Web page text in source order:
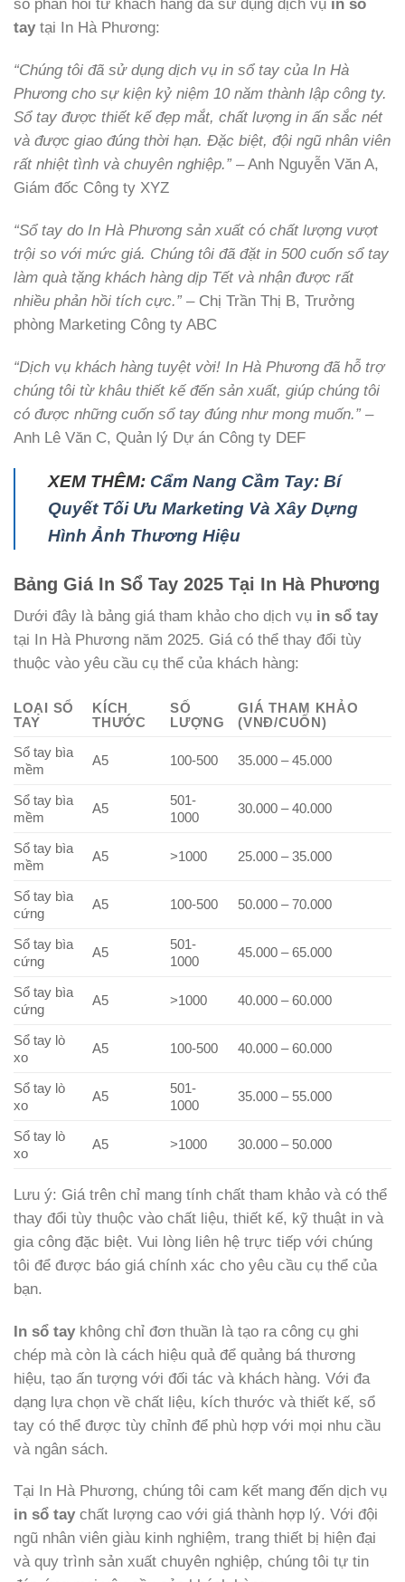
số phản hồi từ khách hàng đã sử dụng dịch vụ in sổ
taytại In Hà Phương:
“Chúng tôi đã sử dụng dịch vụ in sổ tay của In Hà
Phương cho sự kiện kỷ niệm 10 năm thành lập công ty.
Sổ tay được thiết kế đẹp mắt, chất lượng in ấn sắc nét
và được giao đúng thời hạn. Đặc biệt, đội ngũ nhân viên
rất nhiệt tình và chuyên nghiệp.”– Anh Nguyễn Văn A,
Giám đốc Công ty XYZ
“Sổ tay do In Hà Phương sản xuất có chất lượng vượt
trội so với mức giá. Chúng tôi đã đặt in 500 cuốn sổ tay
làm quà tặng khách hàng dịp Tết và nhận được rất
nhiều phản hồi tích cực.”– Chị Trần Thị B, Trưởng
phòng Marketing Công ty ABC
“Dịch vụ khách hàng tuyệt vời! In Hà Phương đã hỗ trợ
chúng tôi từ khâu thiết kế đến sản xuất, giúp chúng tôi
có được những cuốn sổ tay đúng như mong muốn.”–
Anh Lê Văn C, Quản lý Dự án Công ty DEF
XEM THÊM: Cẩm Nang Cầm Tay: Bí
Quyết Tối Ưu Marketing Và Xây Dựng
Hình Ảnh Thương Hiệu
Bảng Giá In Sổ Tay 2025 Tại In Hà Phương
Dưới đây là bảng giá tham khảo cho dịch vụ in sổ tay
tại In Hà Phương năm 2025. Giá có thể thay đổi tùy
thuộc vào yêu cầu cụ thể của khách hàng:
LOẠI SỔ
TAY
KÍCH
THƯỚC
SỐ
LƯỢNG
GIÁ THAM KHẢO
(VNĐ/CUỐN)
Sổ tay bìa
mềm
A5 100-500 35.000 – 45.000
Sổ tay bìa
mềm
A5
501-
1000
30.000 – 40.000
Sổ tay bìa
mềm
A5 >1000 25.000 – 35.000
Sổ tay bìa
cứng
A5 100-500 50.000 – 70.000
Sổ tay bìa
cứng
A5
501-
1000
45.000 – 65.000
Sổ tay bìa
cứng
A5 >1000 40.000 – 60.000
Sổ tay lò
xo
A5 100-500 40.000 – 60.000
Sổ tay lò
xo
A5
501-
1000
35.000 – 55.000
Sổ tay lò
xo
A5 >1000 30.000 – 50.000
Lưu ý: Giá trên chỉ mang tính chất tham khảo và có thể
thay đổi tùy thuộc vào chất liệu, thiết kế, kỹ thuật in và
gia công đặc biệt. Vui lòng liên hệ trực tiếp với chúng
tôi để được báo giá chính xác cho yêu cầu cụ thể của
bạn.
In sổ taykhông chỉ đơn thuần là tạo ra công cụ ghi
chép mà còn là cách hiệu quả để quảng bá thương
hiệu, tạo ấn tượng với đối tác và khách hàng. Với đa
dạng lựa chọn về chất liệu, kích thước và thiết kế, sổ
tay có thể được tùy chỉnh để phù hợp với mọi nhu cầu
và ngân sách.
Tại In Hà Phương, chúng tôi cam kết mang đến dịch vụ
in sổ taychất lượng cao với giá thành hợp lý. Với đội
ngũ nhân viên giàu kinh nghiệm, trang thiết bị hiện đại
và quy trình sản xuất chuyên nghiệp, chúng tôi tự tin